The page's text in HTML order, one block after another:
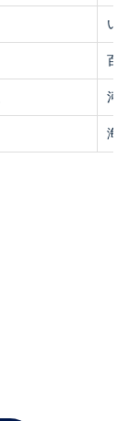
い
百
河
海